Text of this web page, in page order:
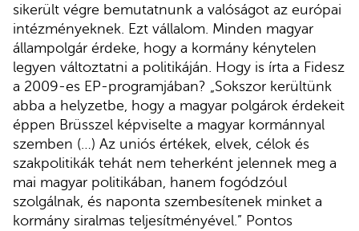
sikerült végre bemutatnunk a valóságot az európai
intézményeknek. Ezt vállalom. Minden magyar
állampolgár érdeke, hogy a kormány kénytelen
legyen változtatni a politikáján. Hogy is írta a Fidesz
a 2009-es EP-programjában? „Sokszor kerültünk
abba a helyzetbe, hogy a magyar polgárok érdekeit
éppen Brüsszel képviselte a magyar kormánnyal
szemben (…) Az uniós értékek, elvek, célok és
szakpolitikák tehát nem teherként jelennek meg a
mai magyar politikában, hanem fogódzóul
szolgálnak, és naponta szembesítenek minket a
kormány siralmas teljesítményével.” Pontos